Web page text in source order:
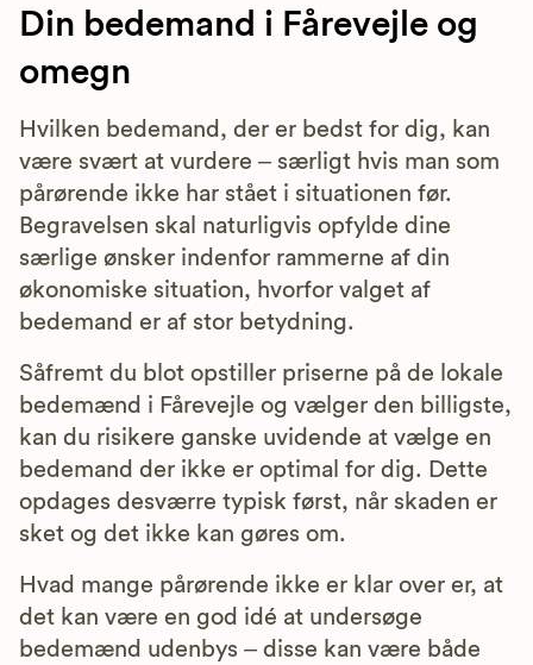
Din bedemand i Fårevejle og
omegn
Hvilken bedemand, der er bedst for dig, kan
være svært at vurdere – særligt hvis man som
pårørende ikke har stået i situationen før.
Begravelsen skal naturligvis opfylde dine
særlige ønsker indenfor rammerne af din
økonomiske situation, hvorfor valget af
bedemand er af stor betydning.
Såfremt du blot opstiller priserne på de lokale
bedemænd i Fårevejle og vælger den billigste,
kan du risikere ganske uvidende at vælge en
bedemand der ikke er optimal for dig. Dette
opdages desværre typisk først, når skaden er
sket og det ikke kan gøres om.
Hvad mange pårørende ikke er klar over er, at
det kan være en god idé at undersøge
bedemænd udenbys – disse kan være både